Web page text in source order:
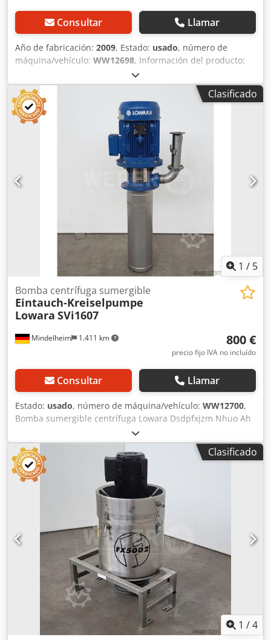
Consultar Llamar
Año de fabricación: 2009, Estado: usado, número de
máquina/vehículo: WW12698, Información del producto:
"Ventilador radial de media presión" Ventilador radial de
media presión Tipo/Modelo: Elektror RD 64 Estado: Usado,
en muy buen estado Datos técnicos: Caudal máximo: hasta
142 m³/min. Dwsdszm N Nxjpfx Ah Dsa Presión máxima:
hasta 10.600 Pa (aumento de presión total) Potencia del
motor: 1,5 kW Dimensiones: aproximadamente 600 x 440 x
720 Peso: aproximadamente 42 kg Artículo sujeto a
consulta: los gastos de transporte se indicarán en una
oferta personalizada.
Clasificado
1 / 5
Mindelheim 1.411 km
Bomba centrífuga sumergible
Eintauch-Kreiselpumpe
Lowara SVi1607
800 €
precio fijo IVA no incluído
Consultar Llamar
Estado: usado, número de máquina/vehículo: WW12700,
Bomba sumergible centrífuga Lowara Dsdpfxjzm Nhuo Ah
Dewa Tipo/Modelo SVI1607 Estado: Usada Datos técnicos:
Caudal Q: de 8,8 a 24 m³/h (según el punto de
funcionamiento) Altura de bombeo H: de 119 a 49 m
Potencia del motor: 7,5 kW Velocidad de rotación: 2900
1/min Temperatura del fluido: de -10 °C a +90 °C Longitud
de inmersión: aproximadamente 488 mm Dimensiones
(largo x ancho x alto): aproximadamente 1130 mm x 500
mm x 300 mm Peso: aproximadamente 90 kg Artículo
solicitado: Costos de transporte en una oferta individual.
Clasificado
1 /4